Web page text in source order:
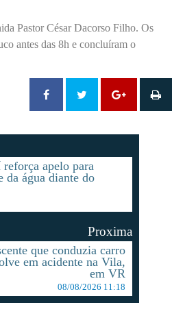
Pastor César Dacorso Filho. Os
antes das 8h e concluíram o
apelo para
da água diante do
Proxima
que conduzia carro
em acidente na Vila,
em VR
08/08/2026 11:18